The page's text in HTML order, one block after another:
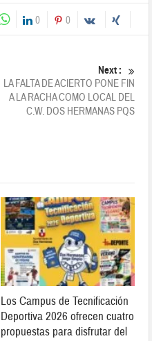
0 0
Next :
LA FALTA DE ACIERTO PONE FIN
A LA RACHA COMO LOCAL DEL
C.W. DOS HERMANAS PQS
Los Campus de Tecnificación
Deportiva 2026 ofrecen cuatro
propuestas para disfrutar del